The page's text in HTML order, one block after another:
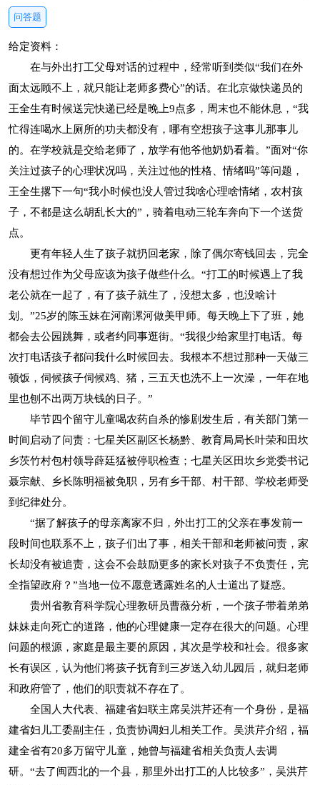
问答题
给定资料：
在与外出打工父母对话的过程中，经常听到类似“我们在外
面太远顾不上，就只能让老师多费心”的话。在北京做快递员的
王全生有时候送完快递已经是晚上9点多，周末也不能休息，“我
忙得连喝水上厕所的功夫都没有，哪有空想孩子这事儿那事儿
的。在学校就是交给老师了，放学有他爷他奶奶看着。”面对“你
关注过孩子的心理状况吗，关注过他的性格、情绪吗”等问题，
王全生撂下一句“我小时候也没人管过我啥心理啥情绪，农村孩
子，不都是这么胡乱长大的”，骑着电动三轮车奔向下一个送货
点。
更有年轻人生了孩子就扔回老家，除了偶尔寄钱回去，完全
没有想过作为父母应该为孩子做些什么。“打工的时候遇上了我
老公就在一起了，有了孩子就生了，没想太多，也没啥计
划。”25岁的陈玉妹在河南漯河做美甲师。每天晚上下了班，她
都会去公园跳舞，或者约同事逛街。“我很少给家里打电话。每
次打电话孩子都问我什么时候回去。我根本不想过那种一天做三
顿饭，伺候孩子伺候鸡、猪，三五天也洗不上一次澡，一年在地
里也刨不出两万块钱的日子。”
毕节四个留守儿童喝农药自杀的惨剧发生后，有关部门第一
时间启动了问责：七星关区副区长杨黔、教育局局长叶荣和田坎
乡茨竹村包村领导薛廷猛被停职检查；七星关区田坎乡党委书记
聂宗献、乡长陈明福被免职，另有乡干部、村干部、学校老师受
到纪律处分。
“据了解孩子的母亲离家不归，外出打工的父亲在事发前一
段时间也联系不上，孩子们出了事，相关干部和老师被问责，家
长却没有被追责，这会不会鼓励更多的家长对孩子不负责任，完
全指望政府？”当地一位不愿意透露姓名的人士道出了疑惑。
贵州省教育科学院心理教研员曹薇分析，一个孩子带着弟弟
妹妹走向死亡的道路，他的心理健康一定存在很大的问题。心理
问题的根源，家庭是最主要的原因，其次是学校和社会。很多家
长有误区，认为他们将孩子抚育到三岁送入幼儿园后，就归老师
和政府管了，他们的职责就不存在了。
全国人大代表、福建省妇联主席吴洪芹还有一个身份，是福
建省妇儿工委副主任，负责协调妇儿相关工作。吴洪芹介绍，福
建全省有20多万留守儿童，她曾与福建省相关负责人去调
研。“去了闽西北的一个县，那里外出打工的人比较多”，吴洪芹